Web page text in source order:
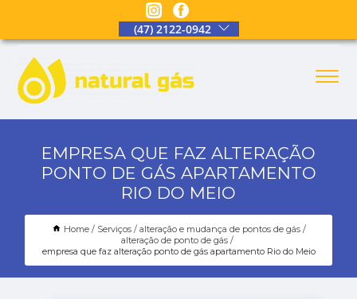
(47) 2122-0942
EMPRESA QUE FAZ ALTERAÇÃO
PONTO DE GÁS APARTAMENTO
RIO DO MEIO
Home Serviços
alteração e mudança de pontos de gás
alteração de ponto de gás
empresa que faz alteração ponto de gás apartamento Rio do Meio